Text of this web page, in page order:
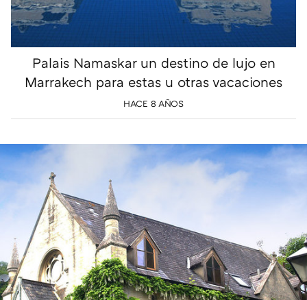
Palais Namaskar un destino de lujo en
Marrakech para estas u otras vacaciones
HACE 8 AÑOS